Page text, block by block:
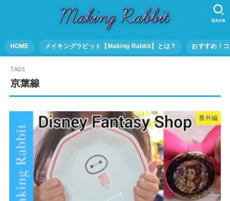
HOME メイキングラビット【Making Rabbit】とは？ おすすめ！
SEARCH
京葉線
番外編